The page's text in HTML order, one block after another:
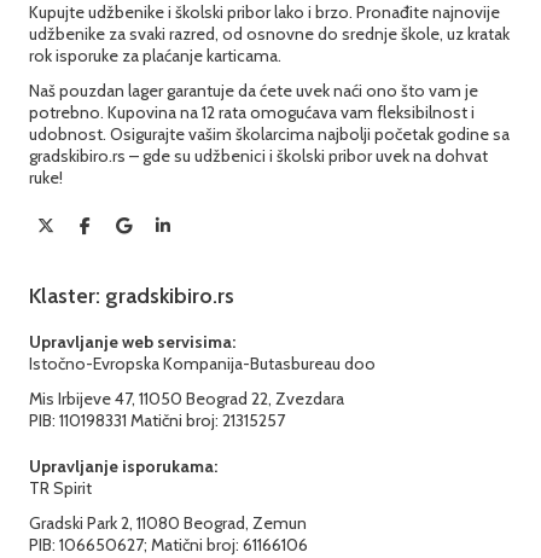
Kupujte udžbenike i školski pribor lako i brzo. Pronađite najnovije
udžbenike za svaki razred, od osnovne do srednje škole, uz kratak
rok isporuke za plaćanje karticama.
Naš pouzdan lager garantuje da ćete uvek naći ono što vam je
potrebno. Kupovina na 12 rata omogućava vam fleksibilnost i
udobnost. Osigurajte vašim školarcima najbolji početak godine sa
gradskibiro.rs – gde su udžbenici i školski pribor uvek na dohvat
ruke!
Klaster: gradskibiro.rs
Upravljanje web servisima:
Istočno-Evropska Kompanija-Butasbureau doo
Mis Irbijeve 47, 11050 Beograd 22, Zvezdara
PIB: 110198331 Matični broj: 21315257
Upravljanje isporukama:
TR Spirit
Gradski Park 2, 11080 Beograd, Zemun
PIB: 106650627; Matični broj: 61166106